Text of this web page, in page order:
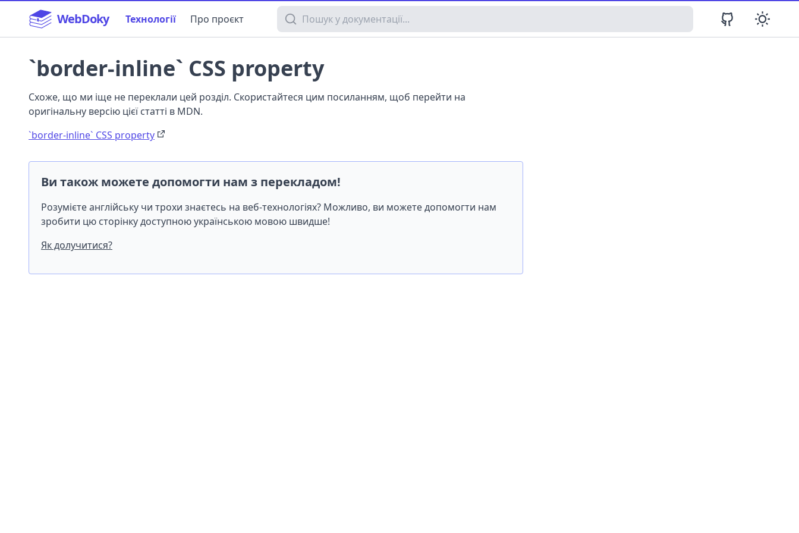
WebDoky Технології Про проєкт Пошук у документації
`border-inline` CSS property
Схоже, що ми іще не переклали цей розділ. Скористайтеся цим посиланням, щоб перейти на
оригінальну версію цієї статті в MDN.
`border-inline` CSS property
Ви також можете допомогти нам з перекладом!
Розумієте англійську чи трохи знаєтесь на веб-технологіях? Можливо, ви можете допомогти нам
зробити цю сторінку доступною українською мовою швидше!
Як долучитися?